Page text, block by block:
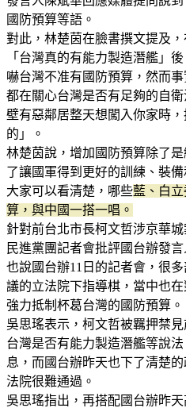
國防預算等語。
對此，林楚茵在臉書撰文提及
「台灣真的有能力製造潛艦」
嚇台灣不准有國防預算，然而
都在關心台灣是否有足夠的自
壁有惡鄰居整天想闖入你家時
的」。
林楚茵說，增加國防預算除了
了讓國軍得到更好的訓練、裝
大家可以看清楚，哪些藍、白
算，與中國一搭一唱。
針對前台北市長柯文哲涉京華
民進黨團記者會批評國台辦發
也說國台辦11日的記者會，很
議的立法院下指導棋，當中也
強力抵制杯葛台灣的國防預算。
吳思瑤表示，柯文哲被羈押禁
台灣是否有能力製造潛艦等說
息，而國台辦昨天也下了清楚
法院很難通過。
吳思瑤指出，再搭配國台辦昨